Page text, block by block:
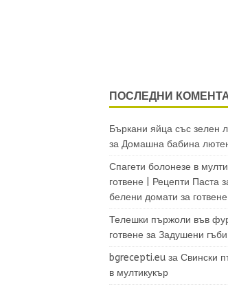
ПОСЛЕДНИ
Бъркани яйца със зелен
за Домашна бабина
Спагети болонезе в
готвене | Рецепти Паста
белени домати за готвене
Телешки пържоли във
готвене за Задушени гъби
bgrecepti.euза Свински
в мултикукър